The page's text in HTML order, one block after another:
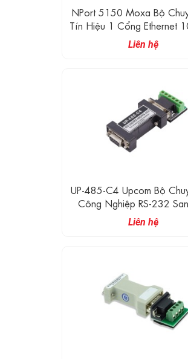
NPort 5150 Moxa Bộ
Tín Hiệu 1 Cổng Ethernet
Cổng Serial
Liên hệ
UP-485-C4 Upcom Bộ
Công Nghiệp RS-232
485/422, 300bps～
2500V Opto-Isolation
Liên hệ